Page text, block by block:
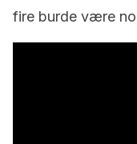
fire burde være